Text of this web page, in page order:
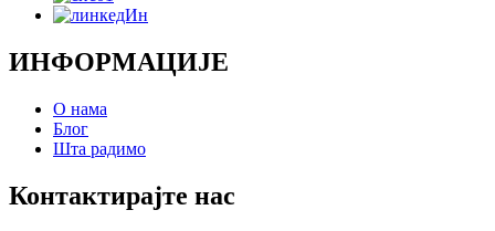
ИНФОРМАЦИЈЕ
О нама
Блог
Шта радимо
Контактирајте нас